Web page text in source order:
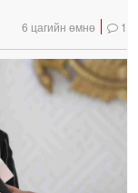
6 цагийн өмнө 1